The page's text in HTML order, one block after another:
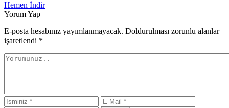
Hemen İndir
Yorum Yap
E-posta hesabınız yayımlanmayacak. Doldurulması zorunlu alanlar
işaretlendi *